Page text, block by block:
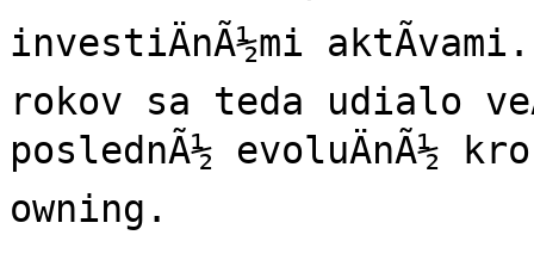
investiÄnÃ½mi
rokov sa teda udialo
poslednÃ½ evoluÄnÃ½
owning.